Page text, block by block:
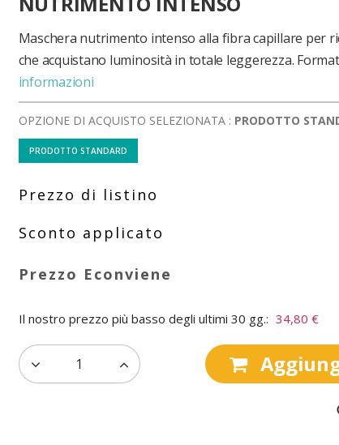
Maschera nutrimento intenso alla fibra capillare per
che acquistano luminosità in totale leggerezza.
informazioni
OPZIONE DI ACQUISTO SELEZIONATA : PRODOTTO
PRODOTTO STANDARD
Il nostro prezzo più basso degli ultimi 30 gg.: 34,80 €